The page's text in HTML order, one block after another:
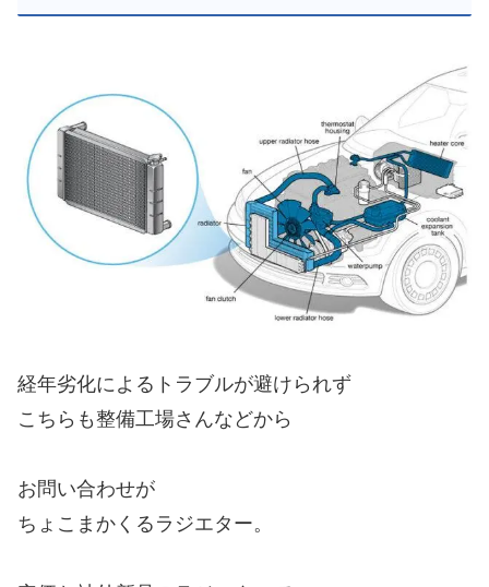
経年劣化によるトラブルが避けられず
こちらも整備工場さんなどから
お問い合わせが
ちょこまかくるラジエター。